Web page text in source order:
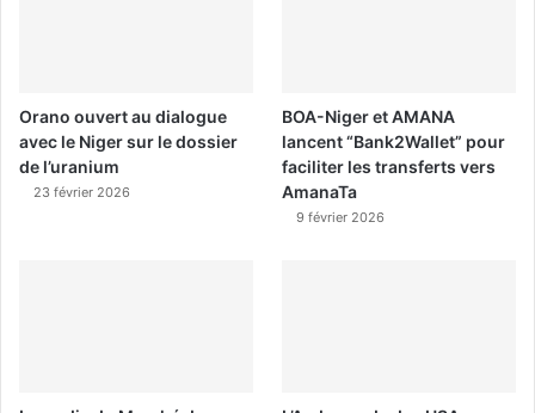
Orano ouvert au dialogue
avec le Niger sur le dossier
de l’uranium
23 février 2026
BOA-Niger et AMANA
lancent “Bank2Wallet” pour
faciliter les transferts vers
AmanaTa
9 février 2026